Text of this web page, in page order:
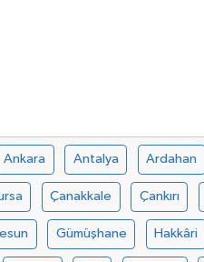
Ankara Antalya Ardahan
Çanakkale Çankırı
Gümüşhane Hakkâri